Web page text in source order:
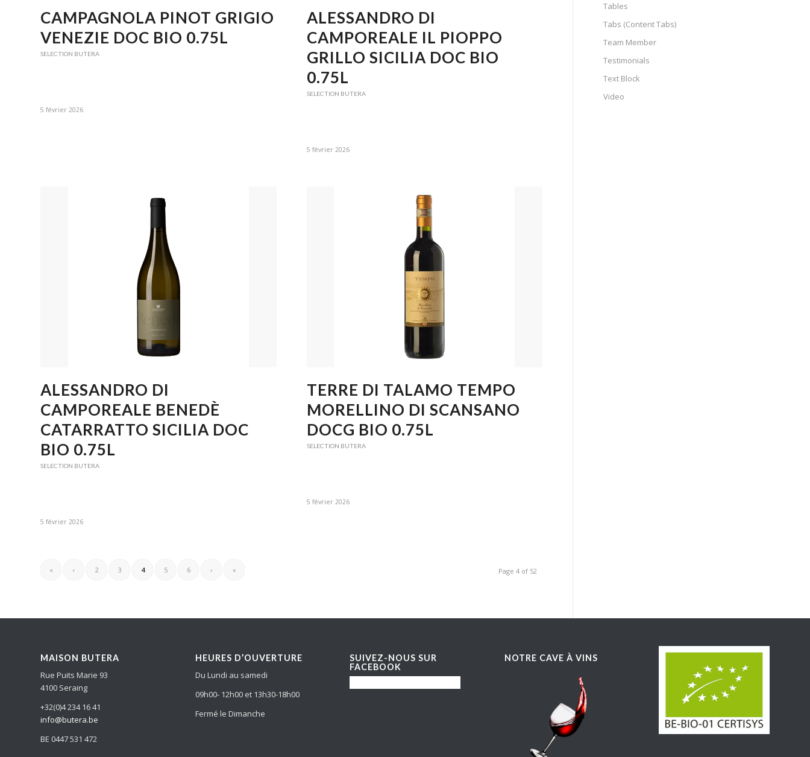
CAMPAGNOLA PINOT GRIGIO
VENEZIE DOC BIO 0.75L
SELECTION BUTERA
5 février 2026
ALESSANDRO DI
CAMPOREALE IL PIOPPO
GRILLO SICILIA DOC BIO
0.75L
SELECTION BUTERA
5 février 2026
ALESSANDRO DI
CAMPOREALE BENEDÈ
CATARRATTO SICILIA DOC
BIO 0.75L
SELECTION BUTERA
5 février 2026
TERRE DI TALAMO TEMPO
MORELLINO DI SCANSANO
DOCG BIO 0.75L
SELECTION BUTERA
5 février 2026
Page 4 of 52
« ‹ 2 3 4 5 6 › »
Tables
Tabs (Content Tabs)
Team Member
Testimonials
Text Block
Video
MAISON BUTERA
Rue Puits Marie 93
4100 Seraing
+32(0)4 234 16 41
info@butera.be
BE 0447 531 472
HEURES D’OUVERTURE
Du Lundi au samedi
09h00- 12h00 et 13h30-18h00
Fermé le Dimanche
SUIVEZ-NOUS SUR
FACEBOOK
NOTRE CAVE À VINS